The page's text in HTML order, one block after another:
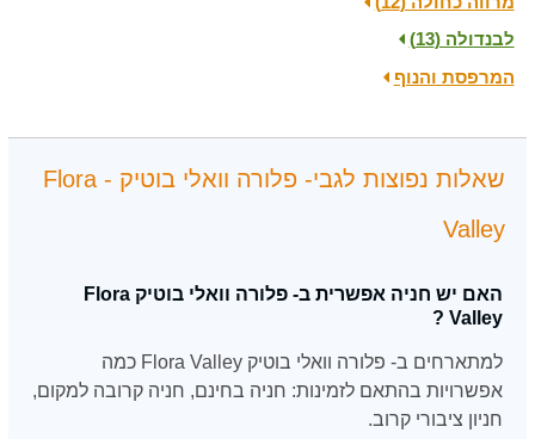
לבנדולה (13)
המרפסת והנוף
שאלות נפוצות לגבי- פלורה וואלי בוטיק - Flora
Valley
האם יש חניה אפשרית ב- פלורה וואלי בוטיק Flora
Valley ?
למתארחים ב- פלורה וואלי בוטיק Flora Valley כמה
אפשרויות בהתאם לזמינות: חניה בחינם, חניה קרובה למקום,
חניון ציבורי קרוב.